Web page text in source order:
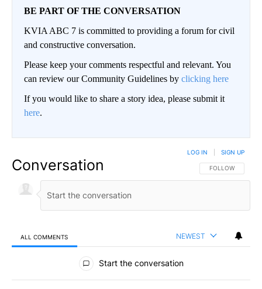
BE PART OF THE CONVERSATION
KVIA ABC 7 is committed to providing a forum for civil
and constructive conversation.
Please keep your comments respectful and relevant. You
can review our Community Guidelines by clicking here
If you would like to share a story idea, please submit it
here.
Conversation FOLLOW THIS
FOLLOW
LOG IN SIGN UP
ALL COMMENTS NEWEST
All Comments
Start the conversation